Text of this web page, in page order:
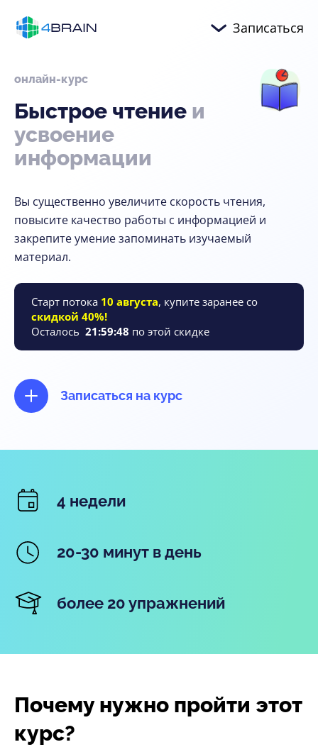
Записаться
онлайн-курс
Быстрое чтение и
усвоение
информации
Вы существенно увеличите скорость чтения,
повысите качество работы с информацией и
закрепите умение запоминать изучаемый
материал.
Старт потока 10 августа, купите заранее со
скидкой 40%!
Осталось 21:59:47 по этой скидке
Записаться на курс
4 недели
20-30 минут в день
более 20 упражнений
Почему нужно пройти этот
курс?